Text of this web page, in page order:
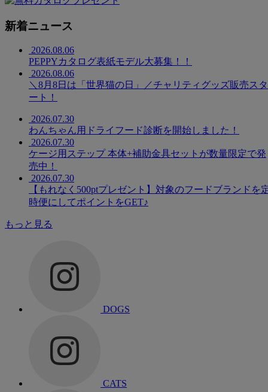
新着ニュース
2026.08.06
PEPPYカタログ表紙モデル大募集！！
2026.08.06
＼8月8日は「世界猫の日」／チャリティグッズ販売スタ
ート！
2026.07.30
わんちゃん用ドライフード診断を開始しました！
2026.07.30
ケージ用ステップ 本体+補助金具セットが数量限定で発
売中！
2026.07.30
【もれなく500ptプレゼント】対象のフードブランドを
時便にしてポイントをGET♪
もっと見る
DOGS
CATS